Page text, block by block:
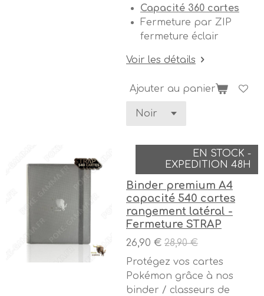
Capacité 360 cartes
Fermeture par ZIP
fermeture éclair
Voir les détails
Ajouter au panier
EN STOCK -
EXPEDITION 48H
Binder premium A4
capacité 540 cartes
rangement latéral -
Fermeture STRAP
26,90 € 28,90 €
Protégez vos cartes
Pokémon grâce à nos
binder / classeurs de